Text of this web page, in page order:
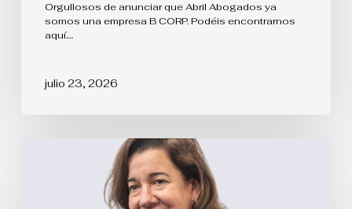
CORP
Orgullosos de anunciar que Abril Abogados ya
somos una empresa B CORP. Podéis encontrarnos
aquí.…
julio 23, 2026
Denominaciones